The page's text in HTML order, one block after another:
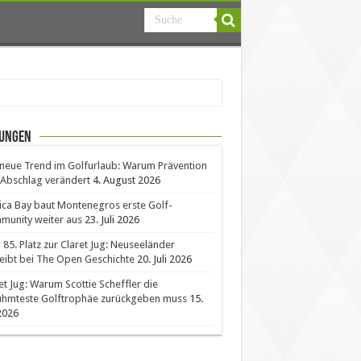
Trend im Golfurlaub: Warum Prävention
verändert 4. August 2026
Bay baut Montenegros erste Golf-
weiter aus 23. Juli 2026
85. Platz zur Claret Jug: Neuseeländer
bei The Open Geschichte 20. Juli 2026
Jug: Warum Scottie Scheffler die
Golftrophäe zurückgeben muss 15.